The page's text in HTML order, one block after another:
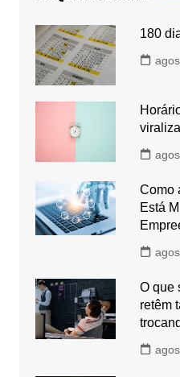
180
Como
Está
O que
retêm